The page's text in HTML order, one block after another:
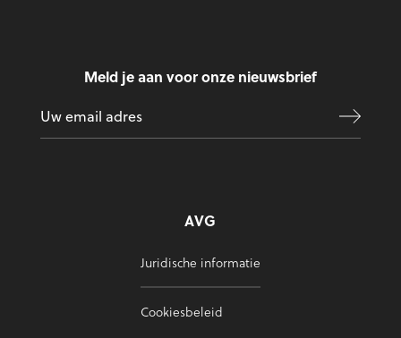
Meld je aan voor onze nieuwsbrief
AVG
Juridische informatie
Cookiesbeleid